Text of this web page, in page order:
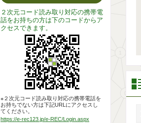
２次元コード読み取り対応の携帯電
話をお持ちの方は下のコードからア
クセスできます。
※２次元コード読み取り対応の携帯電話を
お持ちでない方は下記URLにアクセスし
てください。
https://e-rec123.jp/e-REC/Login.aspx